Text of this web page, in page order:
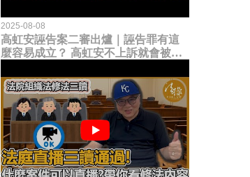
2025-08-08
高虹安誣告案二審出爐｜誣告罪有這
麼容易成立？ 高虹安不上訴就會被